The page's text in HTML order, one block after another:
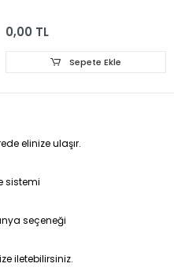
0,00 TL
Sepete Ekle
elinize ulaşır.
sistemi
seçeneği
iletebilirsiniz.